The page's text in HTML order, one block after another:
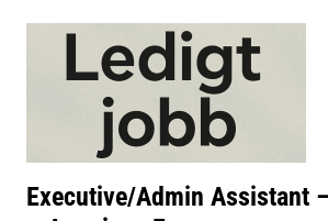
Executive/Admin Assistant